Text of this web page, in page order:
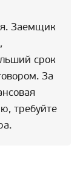
Заемщик
срок
За
требуйте